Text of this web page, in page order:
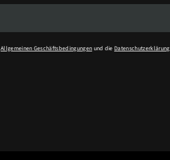
Allgemeinen Geschäftsbedingungen und die Datenschutzerklärung